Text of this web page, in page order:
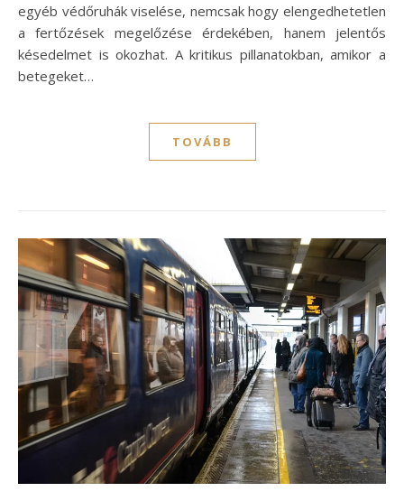
egyéb védőruhák viselése, nemcsak hogy elengedhetetlen
a fertőzések megelőzése érdekében, hanem jelentős
késedelmet is okozhat. A kritikus pillanatokban, amikor a
betegeket…
TOVÁBB